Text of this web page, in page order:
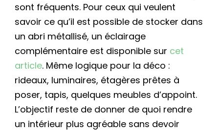
sont fréquents. Pour ceux qui veulent
savoir ce qu’il est possible de stocker dans
un abri métallisé, un éclairage
complémentaire est disponible sur cet
article. Même logique pour la déco :
rideaux, luminaires, étagères prêtes à
poser, tapis, quelques meubles d’appoint.
L’objectif reste de donner de quoi rendre
un intérieur plus agréable sans devoir